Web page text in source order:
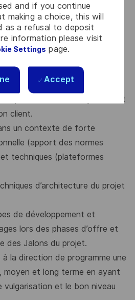
and if you continue
making a choice, this will
as a refusal to deposit
information please visit
Settings page.
Accept
deCommandement.
technique/PDA consiste à :
Authority et piloter en
techniques
et déléguer à son équipe les
courantes.
les performances du système et
n client.
un contexte de forte
(apport des normes
techniques (plateformes
d’architecture du projet
de développement et
lors des phases d’offre et
des Jalons du projet.
la direction de programme une
moyen et long terme en ayant
vulgarisation et le bon niveau